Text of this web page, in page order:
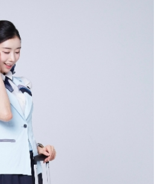
었던 안경원을 운영하고 있으며
습니다.기회를 잡기 위해서
면 우연히 찾아오는 기회를 놓치지
생각합니다.
리치료학과에서는 임상실습을
있습니다. 실습지는 대학병원부터
병원 등으로 다양한데 저는
실습하며 다양한 분야를
통하는 태도와 마음가짐을
습니다. 미래에 몸담고 싶은
했다면, 다양한 현장을 보고 느낄
하며 임상을 경험하고 병원
면 좋을 것 같습니다.그리고 교내
대학 생활을 즐길 수 있는 요소를
들고, 후회 없는 대학 생활을
이 하면서 어떤 직업이 사람들도
자유롭게 다닐 수 있을까? 라고
실 승무원이 가장 적합한
습니다. 백녹담 : 본인의 현재
하게 소개 부탁드립니다. 우성하
주식회사에서 현재 객실
습니다. 백녹담 : 에어프레미아
생소하게 느껴지실 수도 있을 것
네. 에어프레미아 주식회사는 국내
생겼습니다. 생긴 지 얼마 되지
사업 모델이기 때문에 애초에